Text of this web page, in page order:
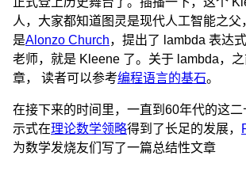
人，大家都知道图灵是现代人工智能之父
是Alonzo Church，提出了 lambda 表达
老师，就是 Kleene 了。关于 lambda，
章， 读者可以参考编程语言的基石。
在接下来的时间里，一直到60年代的这
示式在理论数学领略得到了长足的发展，
为数学发烧友们写了一篇总结性文章